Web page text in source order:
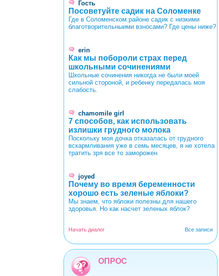
Гость
Посоветуйте садик на Соломенке
Где в Соломенском районе садик с низкими
благотворительныими взносами? Где цены ниже?
erin
Как мы побороли страх перед
школьными сочинениями
Школьные сочинения никогда не были моей
сильной стороной, и ребенку передалась моя
слабость.
chamomile girl
7 способов, как использовать
излишки грудного молока
Поскольку моя дочка отказалась от грудного
вскармливания уже в семь месяцев, я не хотела
тратить зря все то заморожен
joyed
Почему во время беременности
хорошо есть зеленые яблоки?
Мы знаем, что яблоки полезны для нашего
здоровья. Но как насчет зеленых яблок?
Все записи
Начать диалог
ОПРОС